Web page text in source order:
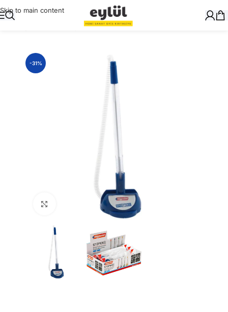
Skip to main content
Yazı Gereçleri/Tükenmez Kalemler
-31%
Büyütmek için tıklayın